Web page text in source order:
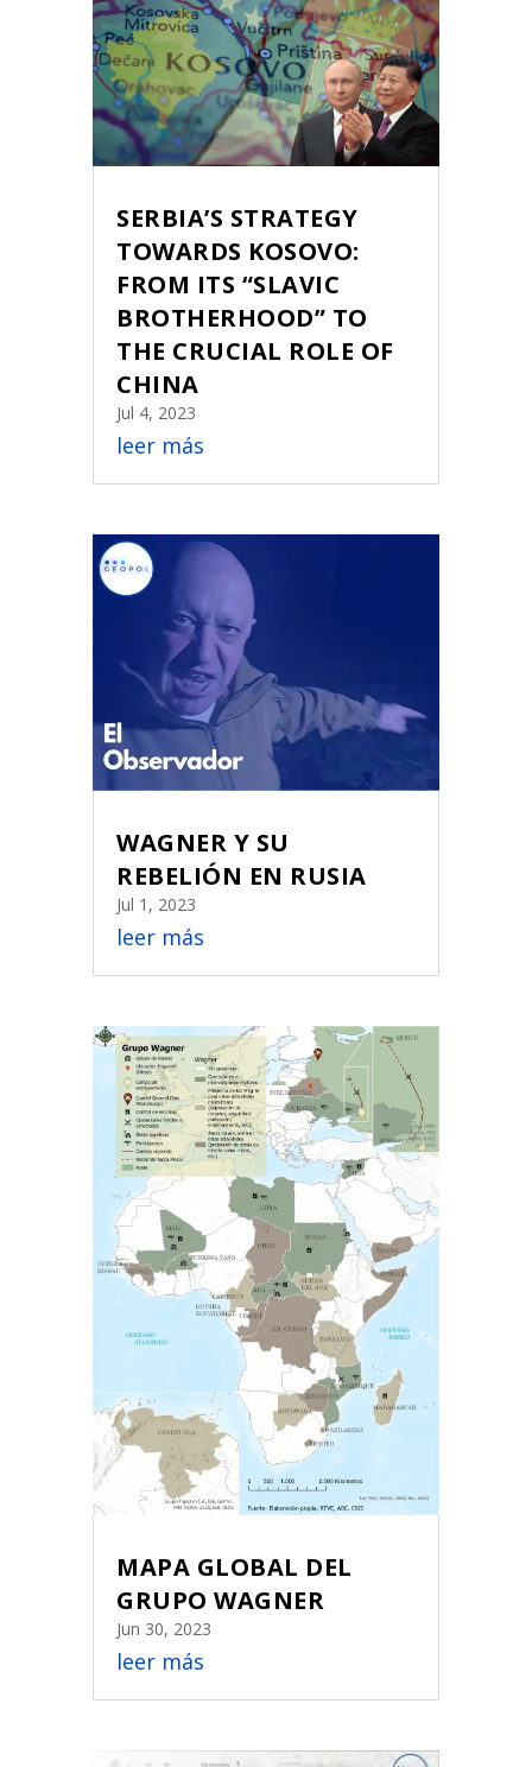
SERBIA’S STRATEGY
TOWARDS KOSOVO:
FROM ITS “SLAVIC
BROTHERHOOD” TO
THE CRUCIAL ROLE OF
CHINA
Jul 4, 2023
leer más
WAGNER Y SU
REBELIÓN EN RUSIA
Jul 1, 2023
leer más
MAPA GLOBAL DEL
GRUPO WAGNER
Jun 30, 2023
leer más